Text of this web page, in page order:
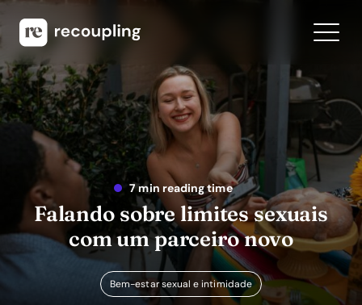
7 min reading time
Falando sobre limites sexuais
com um parceiro novo
Bem-estar sexual e intimidade